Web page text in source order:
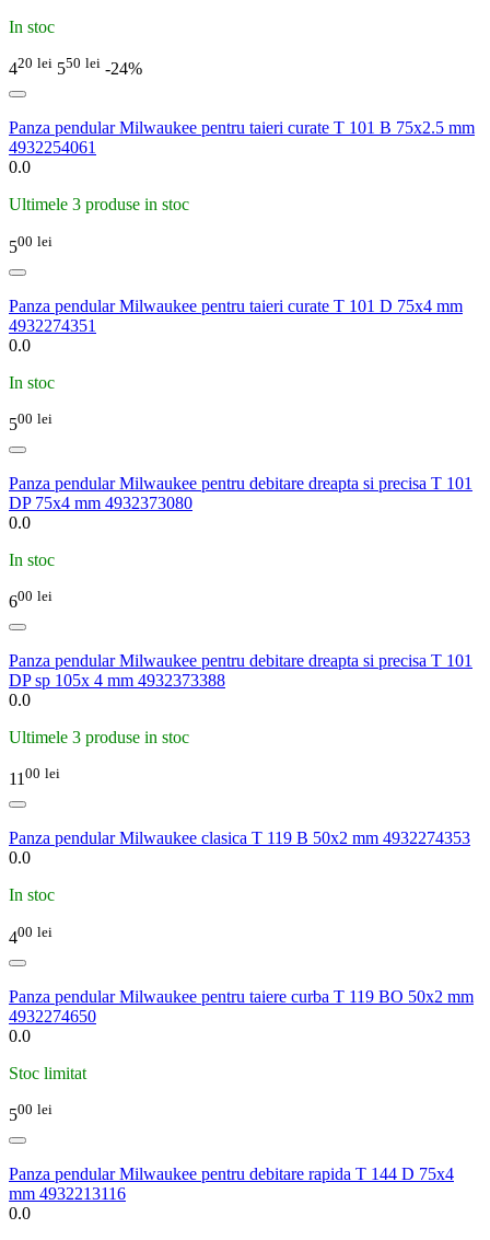
In stoc
420 lei 550 lei -24%
Panza pendular Milwaukee pentru taieri curate T 101 B 75x2.5 mm
4932254061
0.0
Ultimele 3 produse in stoc
500 lei
Panza pendular Milwaukee pentru taieri curate T 101 D 75x4 mm
4932274351
0.0
In stoc
500 lei
Panza pendular Milwaukee pentru debitare dreapta si precisa T 101
DP 75x4 mm 4932373080
0.0
In stoc
600 lei
Panza pendular Milwaukee pentru debitare dreapta si precisa T 101
DP sp 105x 4 mm 4932373388
0.0
Ultimele 3 produse in stoc
1100 lei
Panza pendular Milwaukee clasica T 119 B 50x2 mm 4932274353
0.0
In stoc
400 lei
Panza pendular Milwaukee pentru taiere curba T 119 BO 50x2 mm
4932274650
0.0
Stoc limitat
500 lei
Panza pendular Milwaukee pentru debitare rapida T 144 D 75x4
mm 4932213116
0.0